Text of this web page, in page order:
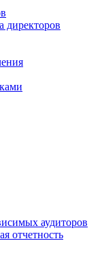
директоров
аудиторов
отчетность